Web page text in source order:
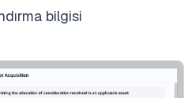
bilgisi